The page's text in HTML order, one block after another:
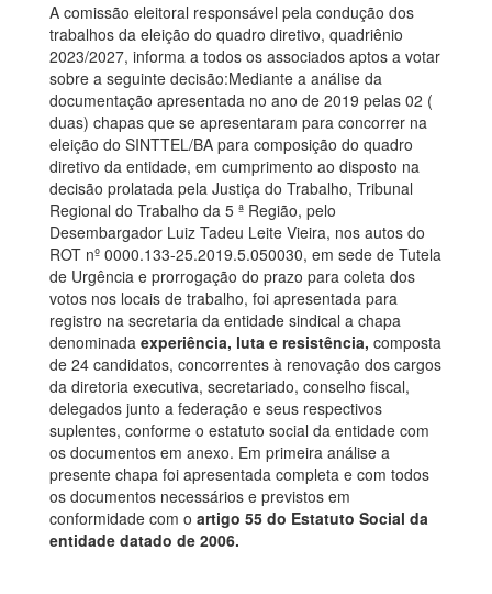
A comissão eleitoral responsável pela condução dos
trabalhos da eleição do quadro diretivo, quadriênio
2023/2027, informa a todos os associados aptos a votar
sobre a seguinte decisão:Mediante a análise da
documentação apresentada no ano de 2019 pelas 02 (
duas) chapas que se apresentaram para concorrer na
eleição do SINTTEL/BA para composição do quadro
diretivo da entidade, em cumprimento ao disposto na
decisão prolatada pela Justiça do Trabalho, Tribunal
Regional do Trabalho da 5 ª Região, pelo
Desembargador Luiz Tadeu Leite Vieira, nos autos do
ROT nº 0000.133-25.2019.5.050030, em sede de Tutela
de Urgência e prorrogação do prazo para coleta dos
votos nos locais de trabalho, foi apresentada para
registro na secretaria da entidade sindical a chapa
denominada experiência, luta e resistência, composta
de 24 candidatos, concorrentes à renovação dos cargos
da diretoria executiva, secretariado, conselho fiscal,
delegados junto a federação e seus respectivos
suplentes, conforme o estatuto social da entidade com
os documentos em anexo. Em primeira análise a
presente chapa foi apresentada completa e com todos
os documentos necessários e previstos em
conformidade com o artigo 55 do Estatuto Social da
entidade datado de 2006.